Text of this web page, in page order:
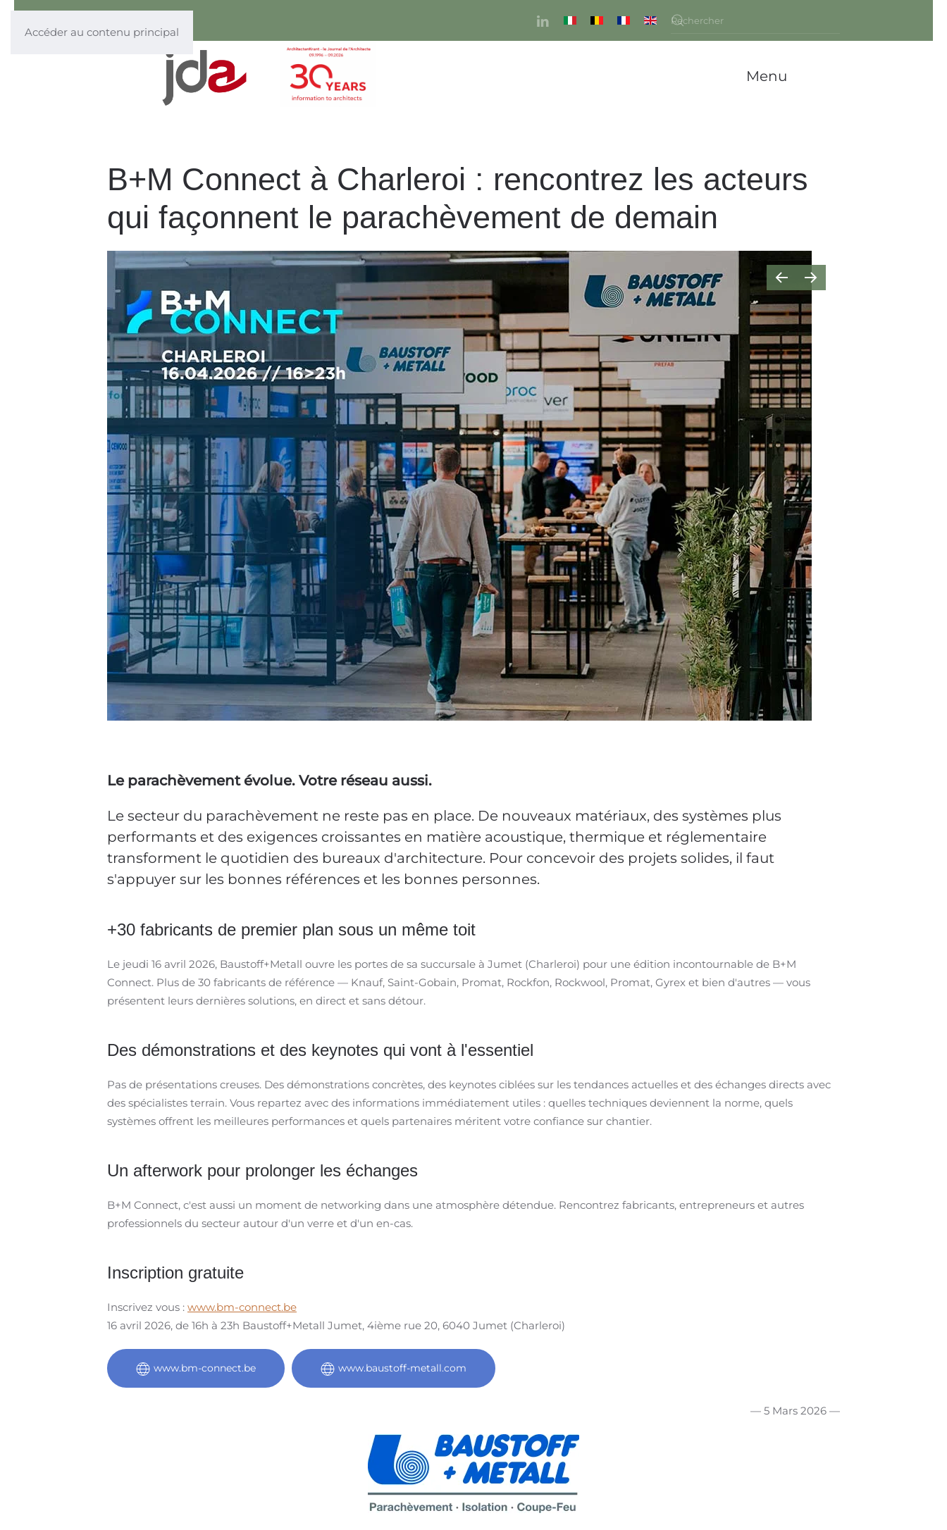
Accéder au contenu principal
Menu
B+M Connect à Charleroi : rencontrez les acteurs
qui façonnent le parachèvement de demain
Le parachèvement évolue. Votre réseau aussi.
Le secteur du parachèvement ne reste pas en place. De nouveaux matériaux, des systèmes plus
performants et des exigences croissantes en matière acoustique, thermique et réglementaire
transforment le quotidien des bureaux d'architecture. Pour concevoir des projets solides, il faut
s'appuyer sur les bonnes références et les bonnes personnes.
+30 fabricants de premier plan sous un même toit
Le jeudi 16 avril 2026, Baustoff+Metall ouvre les portes de sa succursale à Jumet (Charleroi) pour une édition incontournable de B+M
Connect. Plus de 30 fabricants de référence — Knauf, Saint-Gobain, Promat, Rockfon, Rockwool, Promat, Gyrex et bien d'autres — vous
présentent leurs dernières solutions, en direct et sans détour.
Des démonstrations et des keynotes qui vont à l'essentiel
Pas de présentations creuses. Des démonstrations concrètes, des keynotes ciblées sur les tendances actuelles et des échanges directs avec
des spécialistes terrain. Vous repartez avec des informations immédiatement utiles : quelles techniques deviennent la norme, quels
systèmes offrent les meilleures performances et quels partenaires méritent votre confiance sur chantier.
Un afterwork pour prolonger les échanges
B+M Connect, c'est aussi un moment de networking dans une atmosphère détendue. Rencontrez fabricants, entrepreneurs et autres
professionnels du secteur autour d'un verre et d'un en-cas.
Inscription gratuite
Inscrivez vous : www.bm-connect.be
16 avril 2026, de 16h à 23h Baustoff+Metall Jumet, 4ième rue 20, 6040 Jumet (Charleroi)
www.bm-connect.be www.baustoff-metall.com
— 5 Mars 2026 —